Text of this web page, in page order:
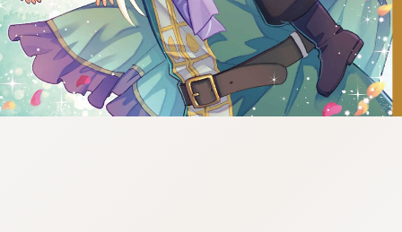
tazqimt_dltj:916.92.5.62:bbb.gnwnnsl.oi